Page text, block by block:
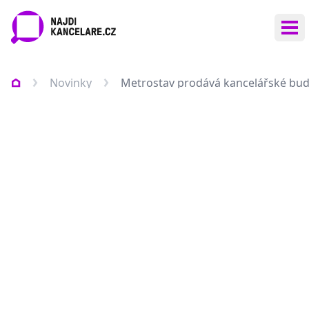
Novinky Metrostav prodává kancelářské